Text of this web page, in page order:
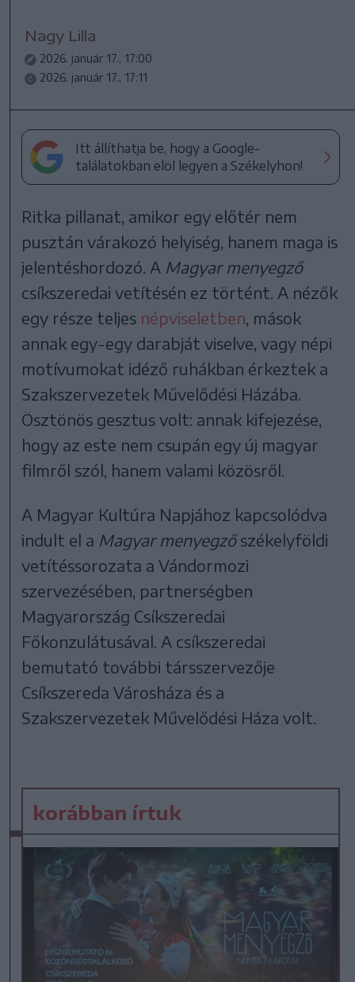
Nagy Lilla
2026. január 17., 17:00
2026. január 17., 17:11
Itt állíthatja be, hogy a Google-
találatokban elöl legyen a Székelyhon!
Ritka pillanat, amikor egy előtér nem
pusztán várakozó helyiség, hanem maga is
jelentéshordozó. A Magyar menyegző
csíkszeredai vetítésén ez történt. A nézők
egy része teljes népviseletben , mások
annak egy-egy darabját viselve, vagy népi
motívumokat idéző ruhákban érkeztek a
Szakszervezetek Művelődési Házába.
Ösztönös gesztus volt: annak kifejezése,
hogy az este nem csupán egy új magyar
filmről szól, hanem valami közösről.
A Magyar Kultúra Napjához kapcsolódva
indult el a Magyar menyegzőszékelyföldi
vetítéssorozata a Vándormozi
szervezésében, partnerségben
Magyarország Csíkszeredai
Főkonzulátusával. A csíkszeredai
bemutató további társszervezője
Csíkszereda Városháza és a
Szakszervezetek Művelődési Háza volt.
korábban írtuk